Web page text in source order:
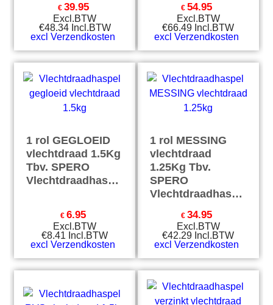
€ 39.95
Excl.BTW
€48.34 Incl.BTW
excl Verzendkosten
€ 54.95
Excl.BTW
€66.49 Incl.BTW
excl Verzendkosten
1 rol GEGLOEID
vlechtdraad 1.5Kg
Tbv. SPERO
Vlechtdraadhaspel
€ 6.95
Excl.BTW
€8.41 Incl.BTW
excl Verzendkosten
1 rol MESSING
vlechtdraad
1.25Kg Tbv.
SPERO
Vlechtdraadhaspel
€ 34.95
Excl.BTW
€42.29 Incl.BTW
excl Verzendkosten